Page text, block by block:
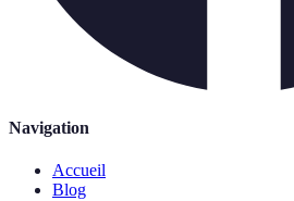
Navigation
Accueil
Blog